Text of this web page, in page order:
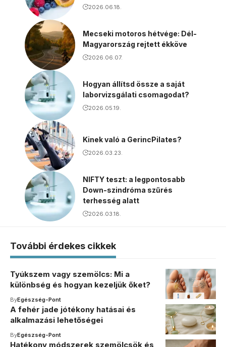
2026.06.18.
Mecseki motoros hétvége: Dél-
Magyarország rejtett ékköve
2026.06.07.
Hogyan állítsd össze a saját
laborvizsgálati csomagodat?
2026.05.19.
Kinek való a GerincPilates?
2026.03.23.
NIFTY teszt: a legpontosabb
Down-szindróma szűrés
terhesség alatt
2026.03.18.
További érdekes cikkek
Tyúkszem vagy szemölcs: Mi a
különbség és hogyan kezeljük őket?
ByEgészség-Pont
A fehér jade jótékony hatásai és
alkalmazási lehetőségei
ByEgészség-Pont
Hatékony módszerek szemölcsök és